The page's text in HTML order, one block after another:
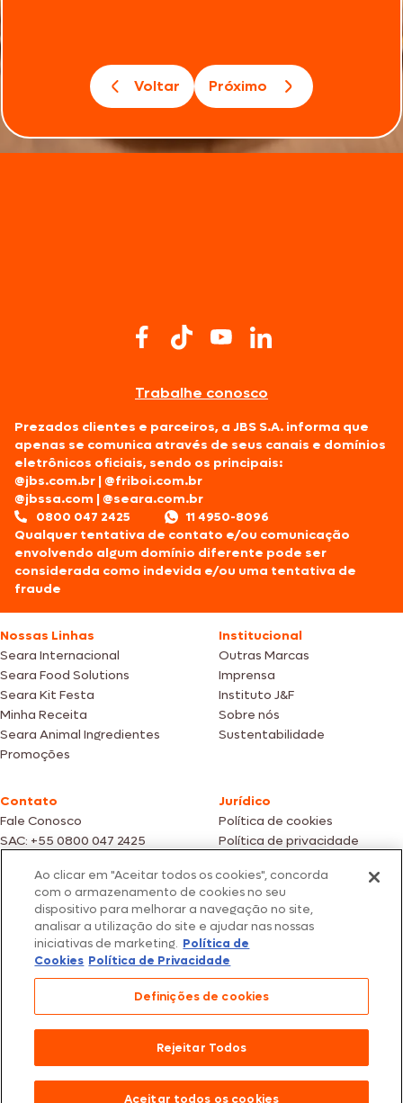
Voltar Próximo
Trabalhe conosco
Prezados clientes e parceiros, a JBS S.A. informa que
apenas se comunica através de seus canais e domínios
eletrônicos oficiais, sendo os principais:
@jbs.com.br |@friboi.com.br
@jbssa.com |@seara.com.br
0800 047 2425
11 4950-8096
Qualquer tentativa de contato e/ou comunicação
envolvendo algum domínio diferente pode ser
considerada como indevida e/ou uma tentativa de
fraude
Nossas Linhas
Seara Internacional
Seara Food Solutions
Seara Kit Festa
Minha Receita
Seara Animal Ingredientes
Promoções
Institucional
Outras Marcas
Imprensa
Instituto J&F
Sobre nós
Sustentabilidade
Contato
Fale Conosco
SAC: +55 0800 047 2425
Jurídico
Política de cookies
Política de privacidade
Fotos meramente ilustrativas | Ofertas válidas enquanto durarem os
estoques dos nossos parceiros | Vendas sujeitas a análise e confirmação
de dados.
Os preços, promoções e condições de pagamento são válidos
exclusivamente para compras efetuadas em nossos parceiros.
Todos os produtos estão sujeitos a disponibilidade de estoque.
São Paulo/SP – CEP 05.118-100
© 2026 Seara. Todos os direitos reservados
Ao clicar em "Aceitar todos os cookies", concorda
com o armazenamento de cookies no seu
dispositivo para melhorar a navegação no site,
analisar a utilização do site e ajudar nas nossas
iniciativas de marketing. Política de
Cookies Política de Privacidade
Definições de cookies
Rejeitar Todos
Aceitar todos os cookies